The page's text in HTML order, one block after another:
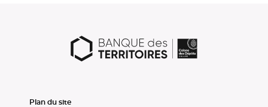
Plan du site